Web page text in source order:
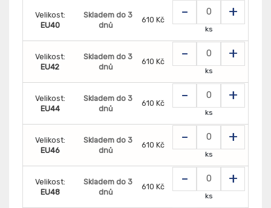
Velikost:
EU40
Skladem do 3
dnů
610 Kč - +
ks
Velikost:
EU42
Skladem do 3
dnů
610 Kč - +
ks
Velikost:
EU44
Skladem do 3
dnů
610 Kč - +
ks
Velikost:
EU46
Skladem do 3
dnů
610 Kč - +
ks
Velikost:
EU48
Skladem do 3
dnů
610 Kč - +
ks